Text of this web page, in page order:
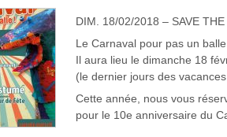
DIM. 18/02/2018 – SAVE THE
Le Carnaval pour pas un
Il aura lieu le dimanche 18
(le dernier jours des
Cette année, nous vous
pour le 10e anniversaire du